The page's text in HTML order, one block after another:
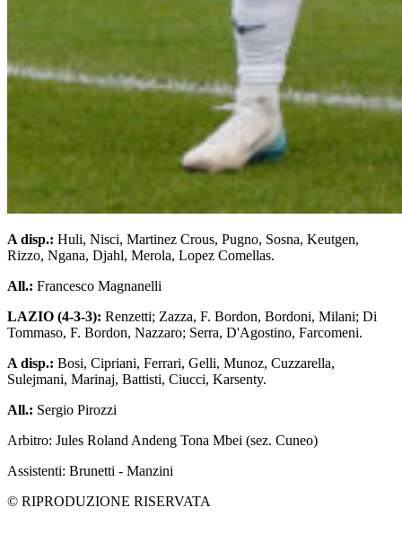
A disp.: Huli, Nisci, Martinez Crous, Pugno, Sosna, Keutgen,
Rizzo, Ngana, Djahl, Merola, Lopez Comellas.
All.: Francesco Magnanelli
LAZIO (4-3-3): Renzetti; Zazza, F. Bordon, Bordoni, Milani; Di
Tommaso, F. Bordon, Nazzaro; Serra, D'Agostino, Farcomeni.
A disp.: Bosi, Cipriani, Ferrari, Gelli, Munoz, Cuzzarella,
Sulejmani, Marinaj, Battisti, Ciucci, Karsenty.
All.: Sergio Pirozzi
Arbitro: Jules Roland Andeng Tona Mbei (sez. Cuneo)
Assistenti: Brunetti - Manzini
© RIPRODUZIONE RISERVATA